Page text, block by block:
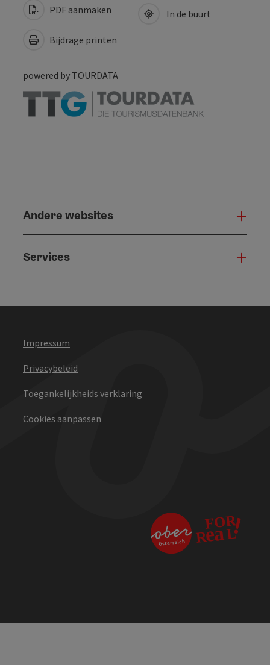
PDF aanmaken
Bijdrage printen
In de buurt
powered by TOURDATA
Andere websites
Services
Impressum
Privacybeleid
Toegankelijkheids verklaring
Cookies aanpassen